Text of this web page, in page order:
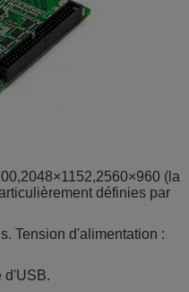
(la
définies par
Tension d'alimentation :
d'USB.